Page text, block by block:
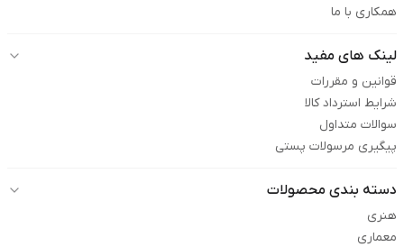
همکاری با ما
لینک های مفید
قوانین و مقررات
شرایط استرداد کالا
سوالات متداول
پیگیری مرسولات پستی
دسته بندی محصولات
هنری
معماری